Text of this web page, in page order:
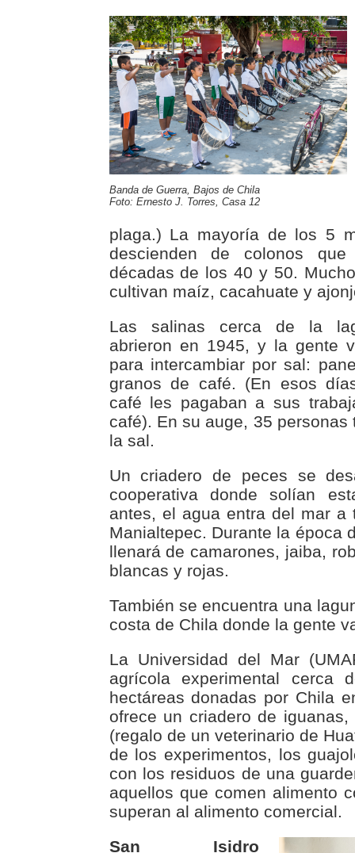
Banda de Guerra, Bajos de Chila
Foto: Ernesto J. Torres, Casa 12
plaga.) La mayoría de los 5
descienden de colonos
décadas de los 40 y 50.
cultivan maíz, cacahuate y
Las salinas cerca de la
abrieron en 1945, y la gente
para intercambiar por sal:
granos de café. (En esos
café les pagaban a sus
café). En su auge, 35
la sal.
Un criadero de peces se
cooperativa donde solían
antes, el agua entra del mar a
Manialtepec. Durante la época
llenará de camarones, jaiba,
blancas y rojas.
También se encuentra una
costa de Chila donde la gente
La Universidad del Mar
agrícola experimental cerca
hectáreas donadas por Chila
ofrece un criadero de
(regalo de un veterinario de
de los experimentos, los
con los residuos de una
aquellos que comen alimento
superan al alimento comercial.
San Isidro